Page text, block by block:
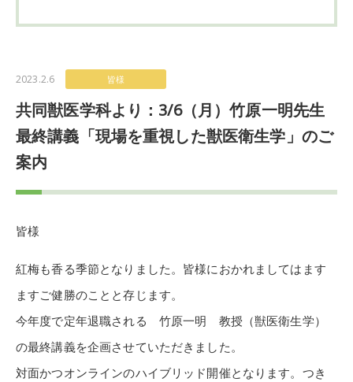
2023.2.6 皆様
共同獣医学科より：3/6（月）竹原一明先生
最終講義「現場を重視した獣医衛生学」のご
案内
皆様
紅梅も香る季節となりました。皆様におかれましてはます
ますご健勝のことと存じます。
今年度で定年退職される 竹原一明 教授（獣医衛生学）
の最終講義を企画させていただきました。
対面かつオンラインのハイブリッド開催となります。つき